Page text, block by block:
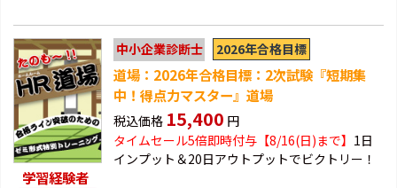
学習経験者
中小企業診断士 2026年合格目標
道場：2026年合格目標：2次試験『短期集
中！得点力マスター』道場
税込価格 15,400 円
タイムセール5倍即時付与【8/16(日)まで】 1日
インプット＆20日アウトプットでビクトリー！